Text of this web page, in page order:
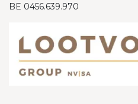
BE 0456.639.970